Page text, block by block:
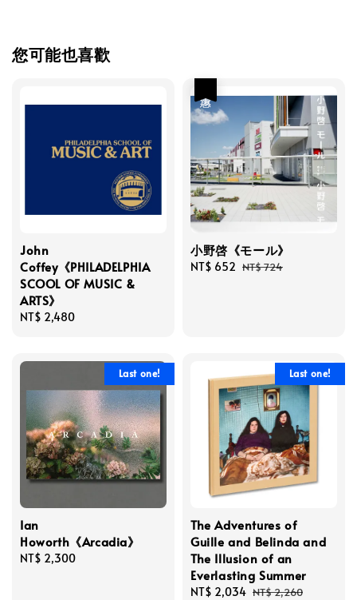
您可能也喜歡
John
Coffey《PHILADELPHIA
SCOOL OF MUSIC &
ARTS》
Regular
NT$ 2,480
小野啓《モール》
Sale
NT$ 652 Regular
NT$ 724
Last one!
Ian
Howorth《Arcadia》
Regular
NT$ 2,300
Last one!
The Adventures of
Guille and Belinda and
The Illusion of an
Everlasting Summer
Sale
NT$ 2,034 Regular
NT$ 2,260